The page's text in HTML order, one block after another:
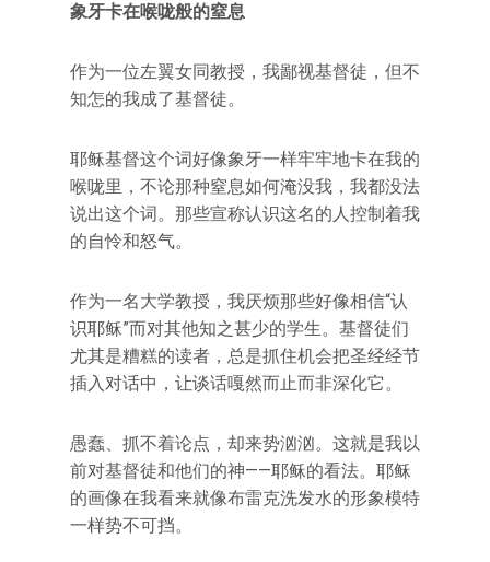
象牙卡在喉咙般的窒息
作为一位左翼女同教授，我鄙视基督徒，但不
知怎的我成了基督徒。
耶稣基督这个词好像象牙一样牢牢地卡在我的
喉咙里，不论那种窒息如何淹没我，我都没法
说出这个词。那些宣称认识这名的人控制着我
的自怜和怒气。
作为一名大学教授，我厌烦那些好像相信“认
识耶稣”而对其他知之甚少的学生。基督徒们
尤其是糟糕的读者，总是抓住机会把圣经经节
插入对话中，让谈话嘎然而止而非深化它。
愚蠢、抓不着论点，却来势汹汹。这就是我以
前对基督徒和他们的神——耶稣的看法。耶稣
的画像在我看来就像布雷克洗发水的形象模特
一样势不可挡。